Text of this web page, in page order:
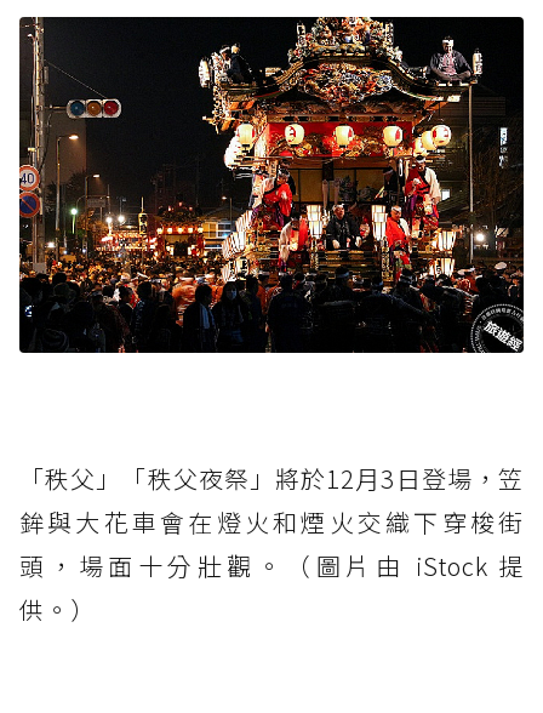
「秩父」「秩父夜祭」將於12月3日登場，笠
鉾與大花車會在燈火和煙火交織下穿梭街
頭，場面十分壯觀。（圖片由 iStock 提
供。）